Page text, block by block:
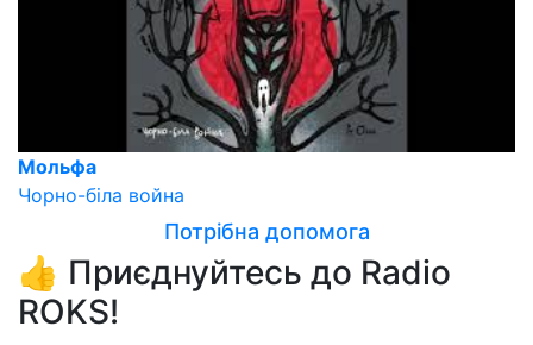
Мольфа
Чорно-біла война
Потрібна допомога
👍 Приєднуйтесь до Radio
ROKS!